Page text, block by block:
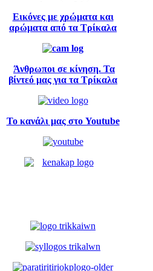
Εικόνες με χρώματα και
αρώματα από τα Τρίκαλα
Άνθρωποι σε κίνηση. Τα
βίντεό μας για τα Τρίκαλα
Το κανάλι μας στο Youtube